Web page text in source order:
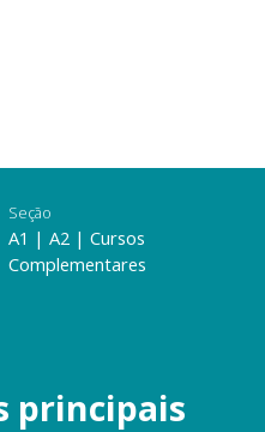
Seção
A1 | A2 | Cursos
Complementares
principais